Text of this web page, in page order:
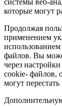
системы веб-
которые могут
Продолжая
применением
файлов. Вы
через
cookie- файлов,
могут перестать